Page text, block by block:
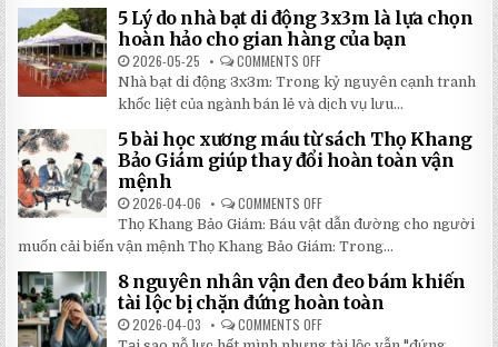
RẺ
TẠI
NHẬT
ĐÔNG
100
TRANG
MỚI
2026:
GIẢM
GIÁ
SỐ
TẬN
GỐC
TẠI
NHẬT
5 Lý do nhà bạt di động 3x3m là lựa chọn
hoàn hảo cho gian hàng của bạn
2026-05-25 COMMENTS OFF
5
LÝ
DO
NHÀ
BẠT
DI
ĐỘNG
3X3M
LỰA
HOÀN
HẢO
CHO
HÀNG
CỦA
BẠN
Nhà bạt di động 3x3m: Trong kỷ nguyên cạnh tranh
khốc liệt của ngành bán lẻ và dịch vụ lưu...
5 bài học xương máu từ sách Thọ Khang
Bảo Giám giúp thay đổi hoàn toàn vận
mệnh
2026-04-06 COMMENTS OFF
5
BÀI
HỌC
XƯƠNG
MÁU
TỪ
SÁCH
THỌ
BẢO
Thọ Khang Bảo Giám: Báu vật dẫn đường cho người
muốn cải biến vận mệnh Thọ Khang Bảo Giám: Trong...
8 nguyên nhân vận đen đeo bám khiến
tài lộc bị chặn đứng hoàn toàn
2026-04-03 COMMENTS OFF